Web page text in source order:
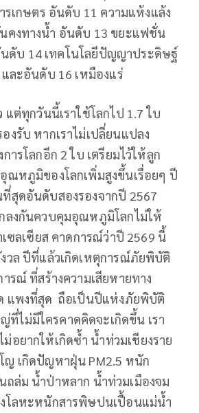
เกษตร อันดับ 11 ความแห้งแล้ง
คงทางน้ำ อันดับ 13 ขยะแฟชั่น
นดับ 14 เทคโนโลยีปัญญาประดิษฐ์
ละอันดับ 16 เหมืองแร่
แต่ทุกวันนี้เราใช้โลกไป 1.7 ใบ
งรับ หากเราไม่เปลี่ยนแปลง
ารโลกอีก 2 ใบ เตรียมไว้ให้ลูก
หภูมิของโลกเพิ่มสูงขึ้นเรื่อยๆ ปี
สุดอันดับสองรองจากปี 2567
ลงกันควบคุมอุณหภูมิโลกไม่ให้
เซลเซียส คาดการณ์ว่าปี 2569 นี้
วล ปีที่แล้วเกิดเหตุการณ์ภัยพิบัติ
รณ์ ที่สร้างความเสียหายทาง
แพงที่สุด ถือเป็นปีแห่งภัยพิบัติ
ที่ไม่มีใครคาดคิดจะเกิดขึ้น เรา
อยากให้เกิดซ้ำ น้ำท่วมเชียงราย
ญ เกิดปัญหาฝุ่น PM2.5 หนัก
ถล่ม น้ำป่าหลาก น้ำท่วมเมืองจม
โลหะหนักสารพิษปนเปื้อนแม่น้ำ